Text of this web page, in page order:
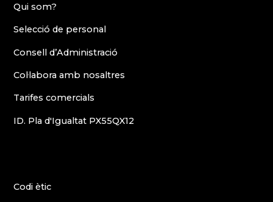
Qui som?
Selecció de personal
Consell d’Administració
Col·labora amb nosaltres
Tarifes comercials
ID. Pla d'Igualtat PX55QX12
Codi ètic